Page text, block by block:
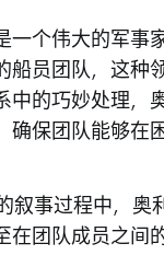
一个伟大的军事
船员团队，这种
中的巧妙处理，
确保团队能够在
的叙事过程中，
在团队成员之间